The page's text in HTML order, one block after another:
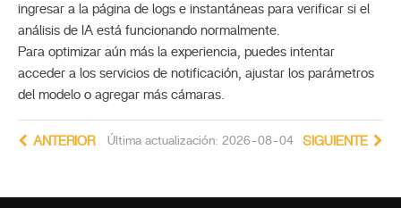
ingresar a la página de logs e instantáneas para verificar si el
análisis de IA está funcionando normalmente.
Para optimizar aún más la experiencia, puedes intentar
acceder a los servicios de notificación, ajustar los parámetros
del modelo o agregar más cámaras.
Última actualización: 2026-08-04
ANTERIOR SIGUIENTE